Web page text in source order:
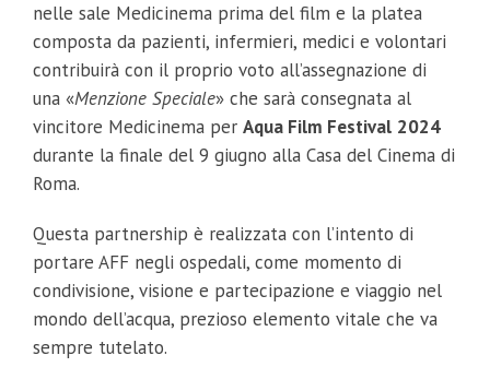
nelle sale Medicinema prima del film e la platea
composta da pazienti, infermieri, medici e volontari
contribuirà con il proprio voto all’assegnazione di
una «Menzione Speciale» che sarà consegnata al
vincitore Medicinema per Aqua Film Festival 2024
durante la finale del 9 giugno alla Casa del Cinema di
Roma.
Questa partnership è realizzata con l’intento di
portare AFF negli ospedali, come momento di
condivisione, visione e partecipazione e viaggio nel
mondo dell’acqua, prezioso elemento vitale che va
sempre tutelato.